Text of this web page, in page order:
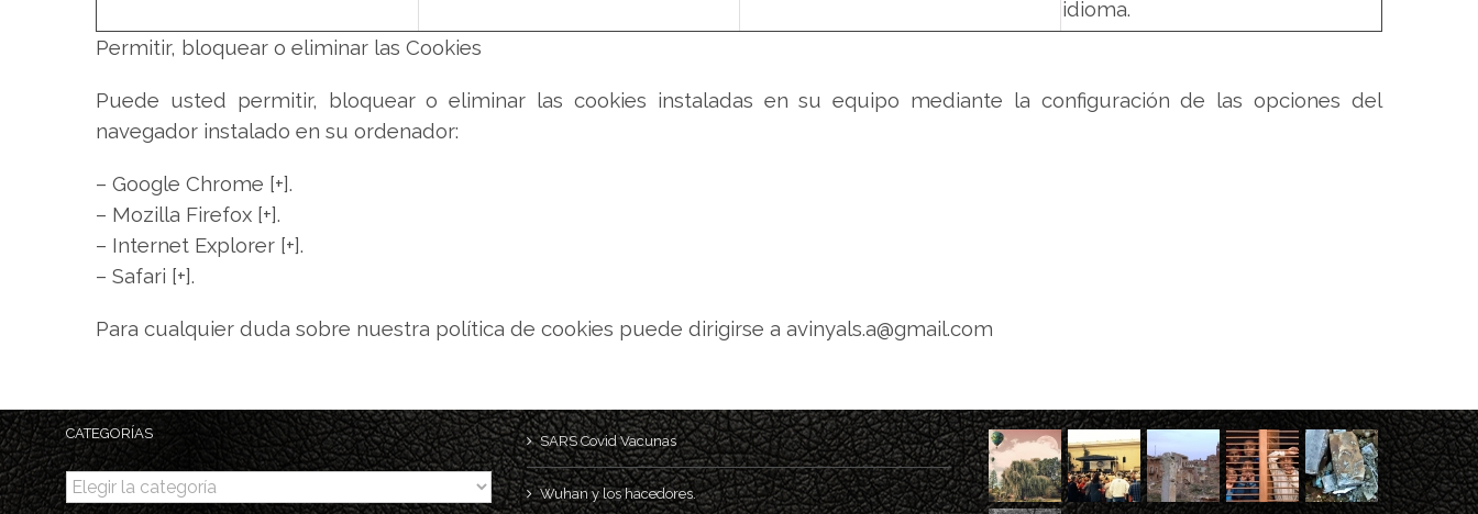
idioma.
Permitir, bloquear o eliminar las Cookies
Puede usted permitir, bloquear o eliminar las cookies instaladas en su equipo mediante la configuración de las opciones del
navegador instalado en su ordenador:
– Google Chrome [+].
– Mozilla Firefox [+].
– Internet Explorer [+].
– Safari [+].
Para cualquier duda sobre nuestra política de cookies puede dirigirse a avinyals.a@gmail.com
CATEGORÍAS
Categorías
SARS Covid Vacunas
Wuhan y los hacedores.